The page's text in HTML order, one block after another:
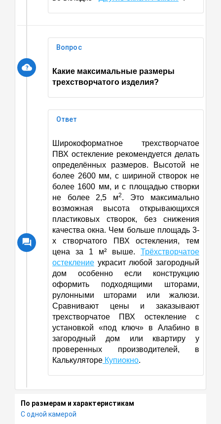
Вопрос
Какие максимальные размеры
трехстворчатого изделия?
Ответ
Широкоформатное трехстворчатое
ПВХ остекление рекомендуется делать
определённых размеров. Высотой не
более 2600 мм, с шириной створок не
более 1600 мм, и с площадью створки
не более 2,5 м2. Это максимально
возможная высота открывающихся
пластиковых створок, без снижения
качества окна. Чем больше площадь 3-
х створчатого ПВХ остекления, тем
цена за 1 м² выше. Трёхстворчатое
остекление украсит любой загородный
дом особенно если конструкцию
оформить подходящими шторами,
рулонными шторами или жалюзи.
Сравнивают цены и заказывают
трехстворчатое ПВХ остекление с
установкой «под ключ» в Алабино в
загородный дом или квартиру у
проверенных производителей, в
Калькуляторе Купиокно.
По размерам и характеристикам
С одной камерой